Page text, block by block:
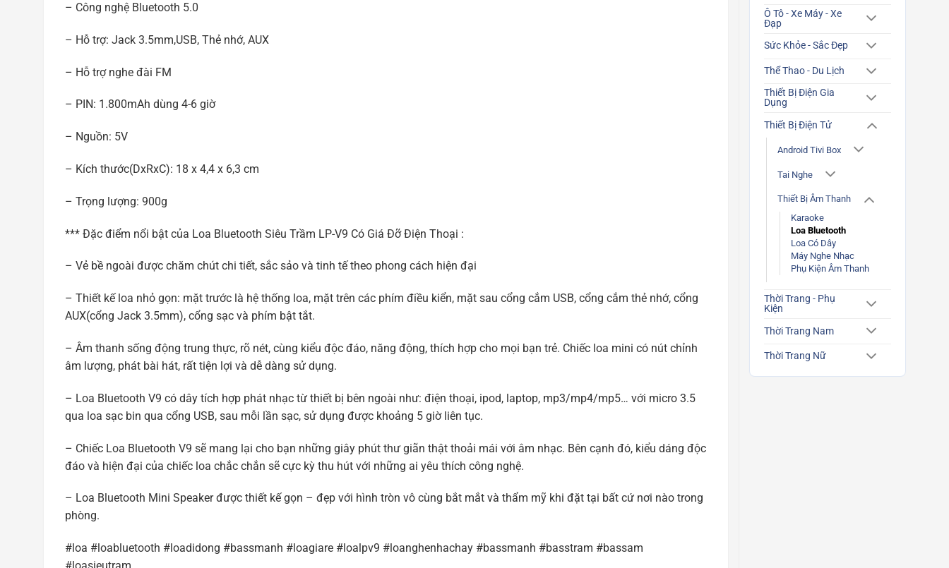
Ô Tô - Xe Máy - Xe
Đạp
Sức Khỏe - Sắc Đẹp
Thể Thao - Du Lịch
Thiết Bị Điện Gia
Dụng
Thiết Bị Điện Tử
Android Tivi Box
Tai Nghe
Thiết Bị Âm Thanh
Karaoke
Loa Bluetooth
Loa Có Dây
Máy Nghe Nhạc
Phụ Kiện Âm Thanh
Thời Trang - Phụ
Kiện
Thời Trang Nam
Thời Trang Nữ
– Công nghệ Bluetooth 5.0
– Hỗ trợ: Jack 3.5mm,USB, Thẻ nhớ, AUX
– Hỗ trợ nghe đài FM
– PIN: 1.800mAh dùng 4-6 giờ
– Nguồn: 5V
– Kích thước(DxRxC): 18 x 4,4 x 6,3 cm
– Trọng lượng: 900g
*** Đặc điểm nổi bật của Loa Bluetooth Siêu Trầm LP-V9 Có Giá Đỡ Điện Thoại :
– Vẻ bề ngoài được chăm chút chi tiết, sắc sảo và tinh tế theo phong cách hiện đại
– Thiết kế loa nhỏ gọn: mặt trước là hệ thống loa, mặt trên các phím điều kiển, mặt sau cổng cắm USB, cổng cắm thẻ nhớ, cổng
AUX(cổng Jack 3.5mm), cổng sạc và phím bật tắt.
– Âm thanh sống động trung thực, rõ nét, cùng kiểu độc đáo, năng động, thích hợp cho mọi bạn trẻ. Chiếc loa mini có nút chỉnh
âm lượng, phát bài hát, rất tiện lợi và dễ dàng sử dụng.
– Loa Bluetooth V9 có dây tích hợp phát nhạc từ thiết bị bên ngoài như: điện thoại, ipod, laptop, mp3/mp4/mp5… với micro 3.5
qua loa sạc bin qua cổng USB, sau mỗi lần sạc, sử dụng được khoảng 5 giờ liên tục.
– Chiếc Loa Bluetooth V9 sẽ mang lại cho bạn những giây phút thư giãn thật thoải mái với âm nhạc. Bên cạnh đó, kiểu dáng độc
đáo và hiện đại của chiếc loa chắc chắn sẽ cực kỳ thu hút với những ai yêu thích công nghệ.
– Loa Bluetooth Mini Speaker được thiết kế gọn – đẹp với hình tròn vô cùng bắt mắt và thẩm mỹ khi đặt tại bất cứ nơi nào trong
phòng.
#loa #loabluetooth #loadidong #bassmanh #loagiare #loalpv9 #loanghenhachay #bassmanh #basstram #bassam